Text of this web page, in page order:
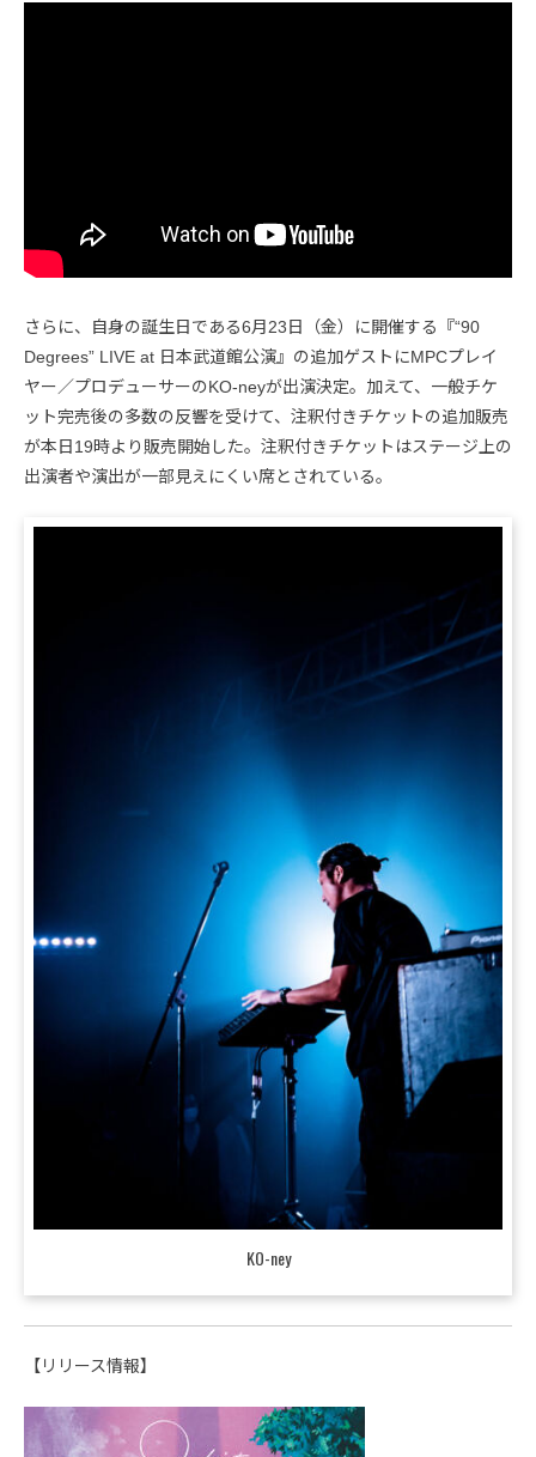
さらに、自身の誕生日である6月23日（金）に開催する『“90
Degrees” LIVE at 日本武道館公演』の追加ゲストにMPCプレイ
ヤー／プロデューサーのKO-neyが出演決定。加えて、一般チケ
ット完売後の多数の反響を受けて、注釈付きチケットの追加販売
が本日19時より販売開始した。注釈付きチケットはステージ上の
出演者や演出が一部見えにくい席とされている。
KO-ney
【リリース情報】